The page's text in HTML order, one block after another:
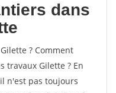
dans
? Comment
travaux Gilette ? En
n'est pas toujours